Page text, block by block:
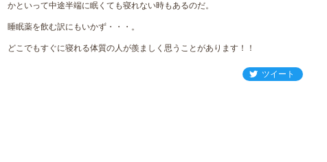
かといって中途半端に眠くても寝れない時もあるのだ。
睡眠薬を飲む訳にもいかず・・・。
どこでもすぐに寝れる体質の人が羨ましく思うことがあります！！
ツイート